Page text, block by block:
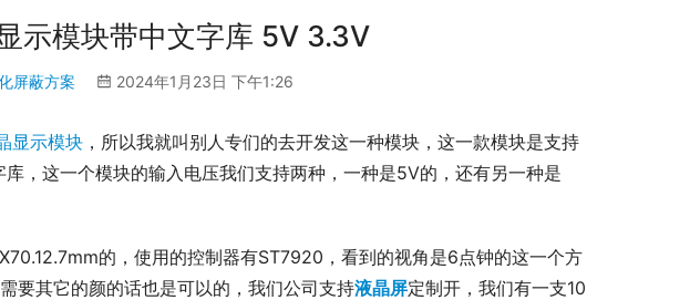
示模块带中文字库 5V 3.3V
屏蔽方案 2024年1月23日 下午1:26
显示模块 ，所以我就叫别人专们的去开发这一种模块，这一款模块是支持
，这一个模块的输入电压我们支持两种，一种是5V的，还有另一种是
的，使用的控制器有ST7920，看到的视角是6点钟的这一个方
要其它的颜的话也是可以的，我们公司支持液晶屏定制开，我们有一支10